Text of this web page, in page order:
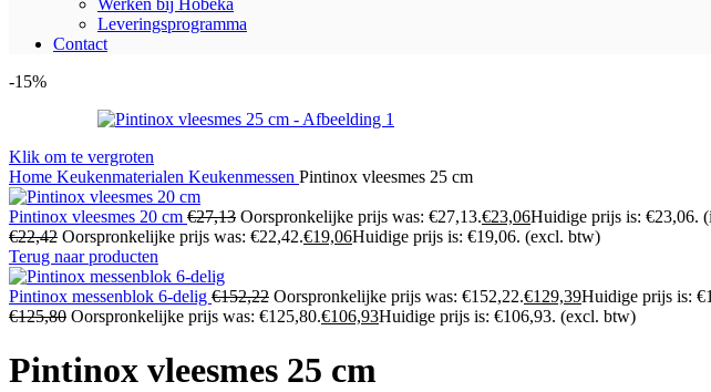
Werken bij Hobeka
Leveringsprogramma
Contact
-15%
Klik om te vergroten
Home Keukenmaterialen Keukenmessen Pintinox vleesmes 25 cm
Pintinox vleesmes 20 cm €27,13 Oorspronkelijke prijs was: €27,13.€23,06Huidige prijs is: €23,06.
€22,42 Oorspronkelijke prijs was: €22,42.€19,06Huidige prijs is: €19,06. (excl. btw)
Terug naar producten
Pintinox messenblok 6-delig €152,22 Oorspronkelijke prijs was: €152,22.€129,39Huidige prijs is:
€125,80 Oorspronkelijke prijs was: €125,80.€106,93Huidige prijs is: €106,93. (excl. btw)
Pintinox vleesmes 25 cm